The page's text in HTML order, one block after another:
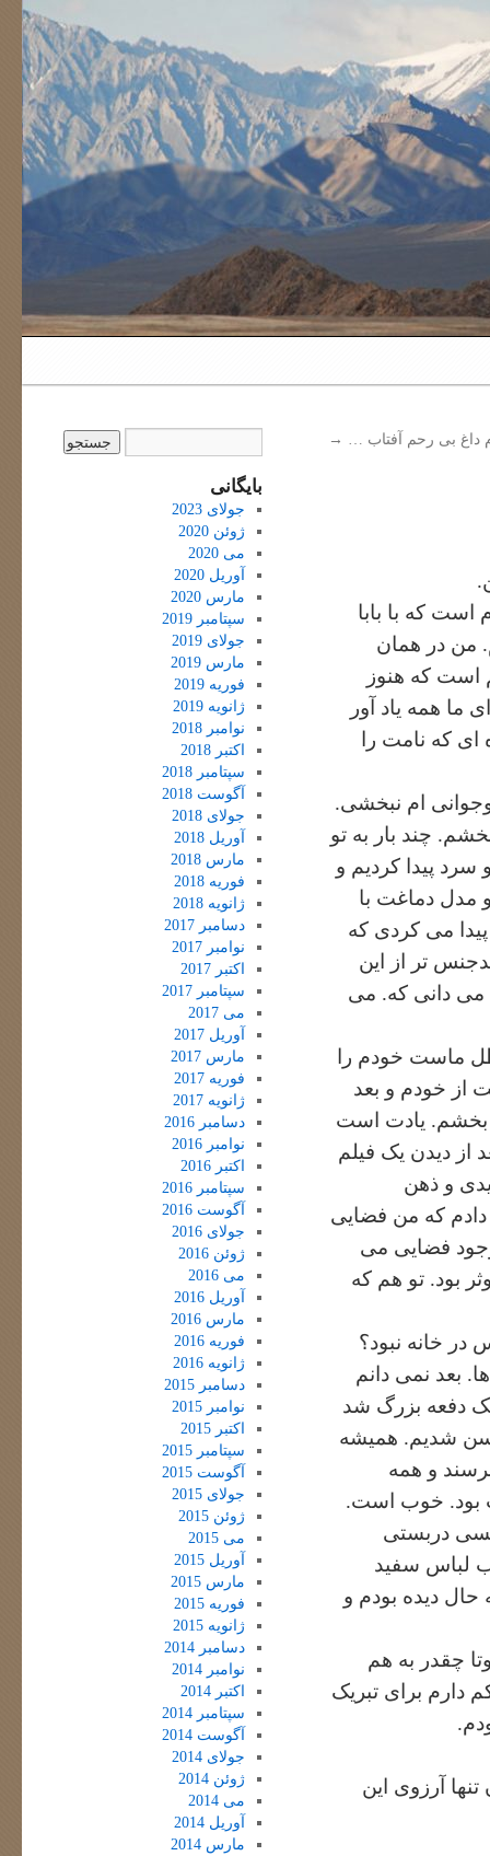
داغ بی رحم آفتاب … →
که با بابا
من در همان
است که هنوز
همه یاد آور
ای که نامت را
ام نبخشی.
چند بار به تو
پیدا کردیم و
مدل دماغت با
می کردی که
تر از این
می دانی که. می
ماست خودم را
از خودم و بعد
بخشم. یادت است
از دیدن یک فیلم
و ذهن
که من فضایی
فضایی می
بود. تو هم که
خانه نبود؟
بعد نمی دانم
دفعه بزرگ شد
شدیم. همیشه
و همه
بود. خوب است.
دربستی
لباس سفید
دیده بودم و
چقدر به هم
دارم برای تبریک
آرزوی این
بایگانی
جولای 2023
ژوئن 2020
می 2020
آوریل 2020
مارس 2020
سپتامبر 2019
جولای 2019
مارس 2019
فوریه 2019
ژانویه 2019
نوامبر 2018
اکتبر 2018
سپتامبر 2018
آگوست 2018
جولای 2018
آوریل 2018
مارس 2018
فوریه 2018
ژانویه 2018
دسامبر 2017
نوامبر 2017
اکتبر 2017
سپتامبر 2017
می 2017
آوریل 2017
مارس 2017
فوریه 2017
ژانویه 2017
دسامبر 2016
نوامبر 2016
اکتبر 2016
سپتامبر 2016
آگوست 2016
جولای 2016
ژوئن 2016
می 2016
آوریل 2016
مارس 2016
فوریه 2016
ژانویه 2016
دسامبر 2015
نوامبر 2015
اکتبر 2015
سپتامبر 2015
آگوست 2015
جولای 2015
ژوئن 2015
می 2015
آوریل 2015
مارس 2015
فوریه 2015
ژانویه 2015
دسامبر 2014
نوامبر 2014
اکتبر 2014
سپتامبر 2014
آگوست 2014
جولای 2014
ژوئن 2014
می 2014
آوریل 2014
مارس 2014